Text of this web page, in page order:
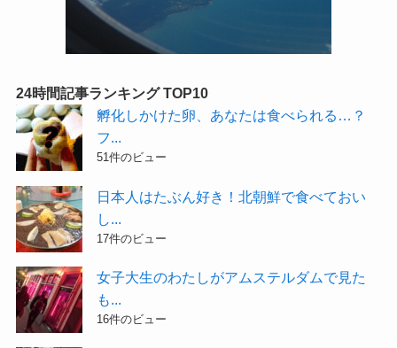
24時間記事ランキング TOP10
孵化しかけた卵、あなたは食べられる…？
フ...
51件のビュー
日本人はたぶん好き！北朝鮮で食べておい
し...
17件のビュー
女子大生のわたしがアムステルダムで見た
も...
16件のビュー